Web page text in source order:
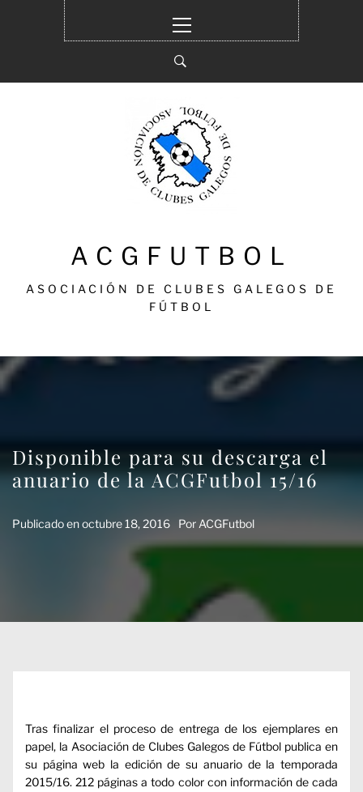
principal
ACGFUTBOL
ASOCIACIÓN DE CLUBES GALEGOS DE
FÚTBOL
Disponible para su descarga el
anuario de la ACGFutbol 15/16
Publicado enoctubre 18, 2016 Por ACGFutbol
Tras finalizar el proceso de entrega de los ejemplares en
papel, la Asociación de Clubes Galegos de Fútbol publica en
su página web la edición de su anuario de la temporada
2015/16. 212 páginas a todo color con información de cada